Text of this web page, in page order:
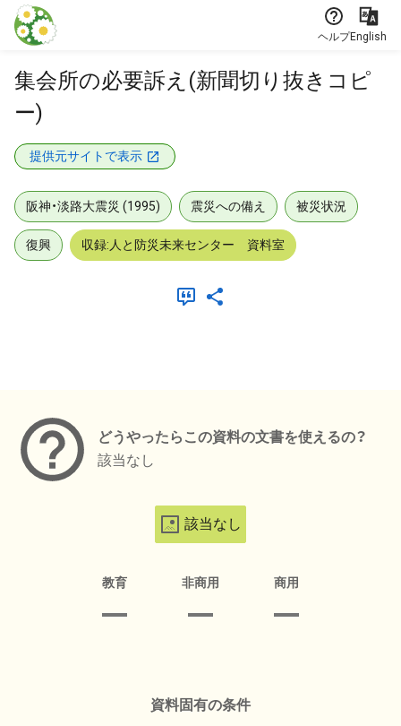
本文に飛ぶ
ヘルプEnglish
集会所の必要訴え(新聞切り抜きコピ
ー)
提供元サイトで表示
阪神・淡路大震災 (1995) 震災への備え 被災状況
復興 収録:人と防災未来センター 資料室
どうやったらこの資料の文書を使えるの？
該当なし
該当なし
教育 非商用 商用
資料固有の条件